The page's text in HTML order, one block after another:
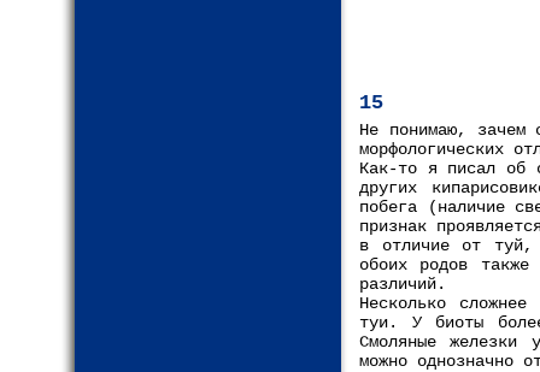
15
Не понимаю, зачем
морфологических
Как-то я писал об
других
побега (наличие
признак
в отличие от туй,
обоих родов
различий.
Несколько
туи. У биоты
Смоляные
можно однозначно